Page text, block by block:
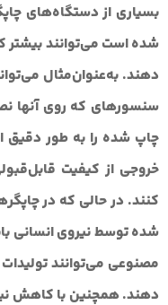
بسیاری از دستگاه‌های
شده است می‌توانند بیشتر
دهند. به‌عنوان‌مثال
سنسورهای که روی آنها
چاپ شده را به طور دقیق
خروجی از کیفیت
کنند. در حالی که در
شده توسط نیروی انسانی
مصنوعی می‌توانند
دهند. همچنین با کاهش